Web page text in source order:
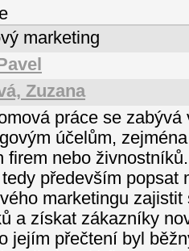
marketing
Zuzana
práce se
účelům,
firem nebo
především popsat
marketingu
a získat zákazníky
jejím přečtení byl